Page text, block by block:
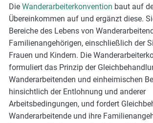
Die Wanderarbeiterkonvention baut auf
Übereinkommen auf und ergänzt diese.
Bereiche des Lebens von
Familienangehörigen, einschließlich der
Frauen und Kindern. Die
formuliert das Prinzip der
Wanderarbeitenden und einheimischen
hinsichtlich der Entlohnung und anderer
Arbeitsbedingungen, und fordert
Wanderarbeitende und ihre